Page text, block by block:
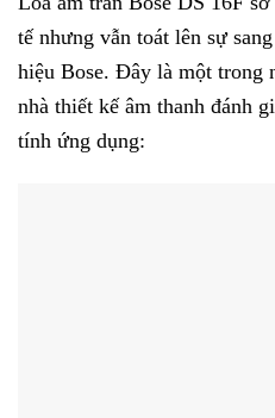
tế nhưng vẫn toát lên sự
hiệu Bose. Đây là một trong
nhà thiết kế âm thanh đánh
tính ứng dụng: